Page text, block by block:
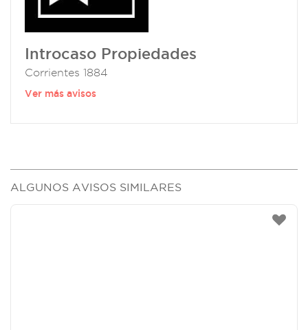
Introcaso Propiedades
Corrientes 1884
Ver más avisos
ALGUNOS AVISOS SIMILARES